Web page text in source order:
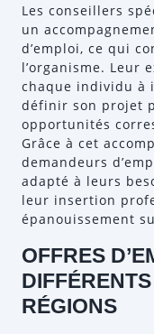
Les conseillers
un
d’emploi, ce qui
l’organisme. Leur
chaque individu à
définir son projet
opportunités
Grâce à cet
demandeurs
adapté à leurs
leur insertion
épanouissement
OFFRES
RÉGIONS